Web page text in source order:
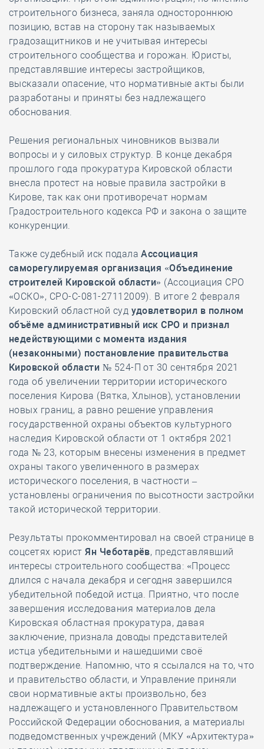
строительного бизнеса, заняла одностороннюю
позицию, встав на сторону так называемых
градозащитников и не учитывая интересы
строительного сообщества и горожан. Юристы,
представлявшие интересы застройщиков,
высказали опасение, что нормативные акты были
разработаны и приняты без надлежащего
обоснования.
Решения региональных чиновников вызвали
вопросы и у силовых структур. В конце декабря
прошлого года прокуратура Кировской области
внесла протест на новые правила застройки в
Кирове, так как они противоречат нормам
Градостроительного кодекса РФ и закона о защите
конкуренции.
Также судебный иск подалаАссоциация
саморегулируемая организация «Объединение
строителей Кировской области» (Ассоциация СРО
«ОСКО», СРО-С-081-27112009). В итоге 2 февраля
Кировский областной суд удовлетворил в полном
объёме административный иск СРО и признал
недействующими с момента издания
(незаконными) постановление правительства
Кировской области № 524-П от 30 сентября 2021
года об увеличении территории исторического
поселения Кирова (Вятка, Хлынов), установлении
новых границ, а равно решение управления
государственной охраны объектов культурного
наследия Кировской области от 1 октября 2021
года № 23, которым внесены изменения в предмет
охраны такого увеличенного в размерах
исторического поселения, в частности –
установлены ограничения по высотности застройки
такой исторической территории.
Результаты прокомментировал на своей странице в
соцсетях юристЯн Чеботарёв, представлявший
интересы строительного сообщества: «Процесс
длился с начала декабря и сегодня завершился
убедительной победой истца. Приятно, что после
завершения исследования материалов дела
Кировская областная прокуратура, давая
заключение, признала доводы представителей
истца убедительными и нашедшими своё
подтверждение. Напомню, что я ссылался на то, что
и правительство области, и Управление приняли
свои нормативные акты произвольно, без
надлежащего и установленного Правительством
Российской Федерации обоснования, а материалы
подведомственных учреждений (МКУ «Архитектура»